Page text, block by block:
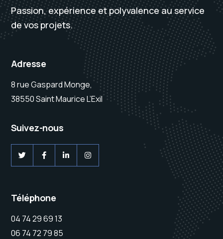
Passion, expérience et polyvalence au service
de vos projets.
Adresse
8 rue Gaspard Monge,
38550 Saint Maurice L’Exil
Suivez-nous
Téléphone
04 74 29 69 13
06 74 72 79 85